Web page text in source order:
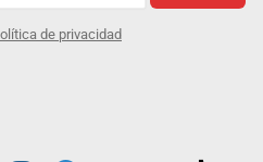
de privacidad